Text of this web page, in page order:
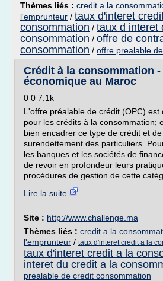
Thèmes liés : credit a la
l'emprunteur / taux d'interet
consommation / taux d interet
consommation / offre de
consommation / offre prealable
Crédit à la consommation
économique au Maroc
0 0 7.1k
L'offre préalable de crédit (OPC) est
pour les crédits à la consommation;
bien encadrer ce type de crédit et
surendettement des particuliers.
les banques et les sociétés de
de revoir en profondeur leurs
procédures de gestion de cette
Lire la suite
Site : http://www.challenge.ma
Thèmes liés : credit a la
l'emprunteur / taux d'interet credit a la
taux d'interet credit a la
interet du credit a la
prealable de credit consommation